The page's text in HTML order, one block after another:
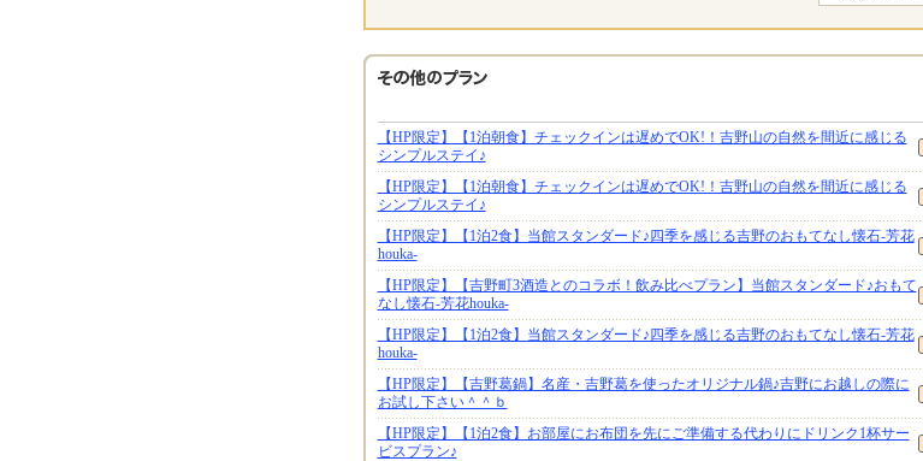
【HP限定】【1泊朝食】チェックインは遅めでOK!！吉野山の自然を間近に感じる
シンプルステイ♪
【HP限定】【1泊朝食】チェックインは遅めでOK!！吉野山の自然を間近に感じる
シンプルステイ♪
【HP限定】【1泊2食】当館スタンダード♪四季を感じる吉野のおもてなし懐石-芳花
houka-
【HP限定】【吉野町3酒造とのコラボ！飲み比べプラン】当館スタンダード♪おもて
なし懐石-芳花houka-
【HP限定】【1泊2食】当館スタンダード♪四季を感じる吉野のおもてなし懐石-芳花
houka-
【HP限定】【吉野葛鍋】名産・吉野葛を使ったオリジナル鍋♪吉野にお越しの際に
お試し下さい＾＾ｂ
【HP限定】【1泊2食】お部屋にお布団を先にご準備する代わりにドリンク1杯サー
ビスプラン♪